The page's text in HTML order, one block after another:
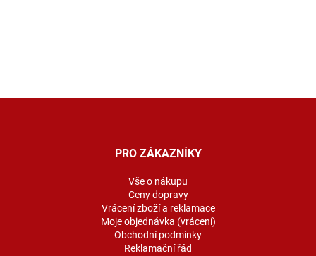
PRO ZÁKAZNÍKY
Vše o nákupu
Ceny dopravy
Vrácení zboží a reklamace
Moje objednávka (vrácení)
Obchodní podmínky
Reklamační řád